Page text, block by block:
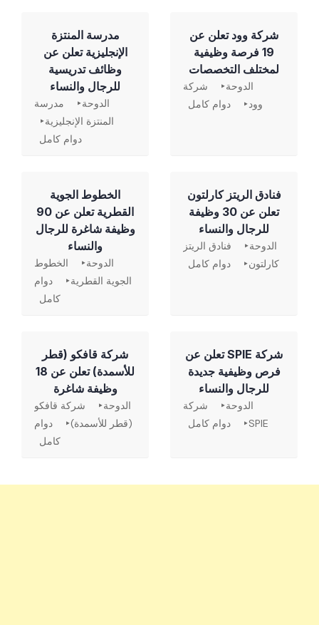
شركة وود تعلن عن
19 فرصة وظيفية
لمختلف التخصصات
الدوحة
شركة
وود
دوام كامل
مدرسة المنتزة
الإنجليزية تعلن عن
وظائف تدريسية
للرجال والنساء
الدوحة
مدرسة
المنتزة الإنجليزية
دوام كامل
فنادق الريتز كارلتون
تعلن عن 30 وظيفة
للرجال والنساء
الدوحة
فنادق الريتز
كارلتون
دوام كامل
الخطوط الجوية
القطرية تعلن عن 90
وظيفة شاغرة للرجال
والنساء
الدوحة
الخطوط
الجوية القطرية
دوام
كامل
شركة SPIE تعلن عن
فرص وظيفية جديدة
للرجال والنساء
الدوحة
شركة
SPIE
دوام كامل
شركة قافكو (قطر
للأسمدة) تعلن عن 18
وظيفة شاغرة
الدوحة
شركة قافكو
(قطر للأسمدة)
دوام
كامل